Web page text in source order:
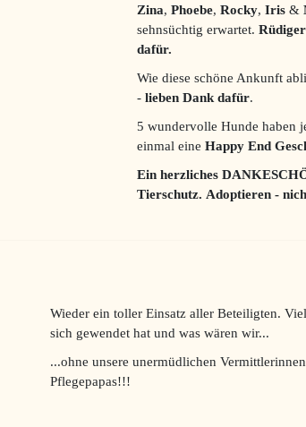
Zina, Phoebe, Rocky, Iris&
sehnsüchtig erwartet. Rüdiger
dafür.
Wie diese schöne Ankunft
- lieben Dank dafür.
5 wundervolle Hunde haben
einmal eine Happy End
Ein herzliches
Tierschutz. Adoptieren -
Wieder ein toller Einsatz aller Beteiligten.
sich gewendet hat und was wären wir...
...ohne unsere unermüdlichen
Pflegepapas!!!